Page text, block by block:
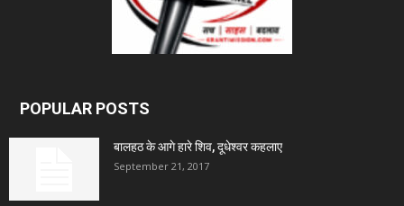
POPULAR POSTS
बालहठ के आगे हारे शिव, दूधेश्वर कहलाए
September 21, 2017